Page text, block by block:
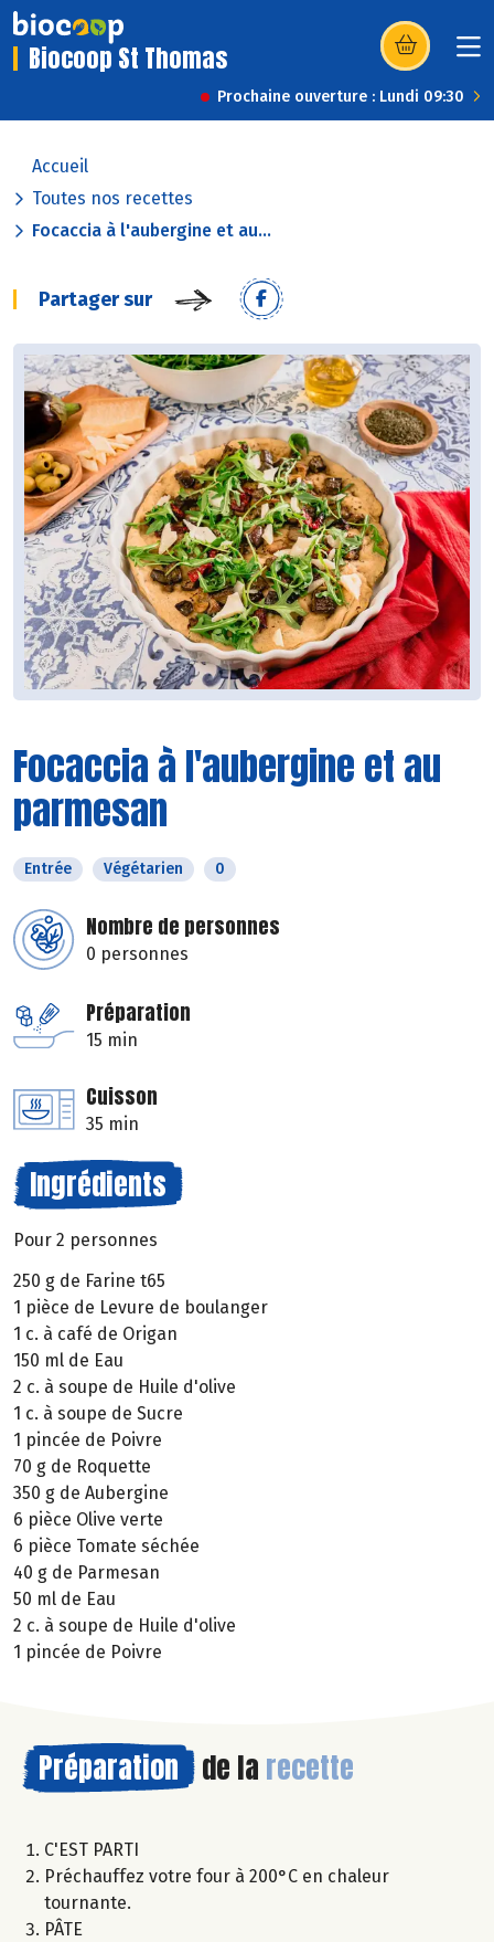
Biocoop St Thomas (s’ouvre dans
Prochaine ouverture : Lundi 09:30
Accueil
Toutes nos recettes
Focaccia à l'aubergine et au...
Partager sur
Focaccia à l'aubergine et au
parmesan
Entrée Végétarien 0
Nombre de personnes
0 personnes
Préparation
15 min
Cuisson
35 min
Ingrédients
Pour 2 personnes
250 g de Farine t65
1 pièce de Levure de boulanger
1 c. à café de Origan
150 ml de Eau
2 c. à soupe de Huile d'olive
1 c. à soupe de Sucre
1 pincée de Poivre
70 g de Roquette
350 g de Aubergine
6 pièce Olive verte
6 pièce Tomate séchée
40 g de Parmesan
50 ml de Eau
2 c. à soupe de Huile d'olive
1 pincée de Poivre
Préparation de la recette
C'EST PARTI
Préchauffez votre four à 200°C en chaleur
tournante.
PÂTE